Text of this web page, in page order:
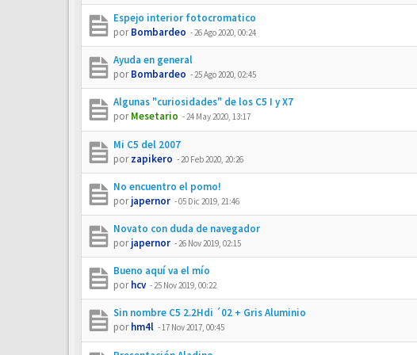
Espejo interior fotocromatico
porBombardeo -26 Ago 2020, 00:24
Ayuda en general
porBombardeo -25 Ago 2020, 02:45
Algunas "curiosidades" de los C5 I y X7
porMesetario -24 May 2020, 13:17
Mi C5 del 2007
porzapikero -20 Feb 2020, 20:26
No encuentro el pomo!
porjapernor -05 Dic 2019, 21:46
Novato con duda de navegador
porjapernor -26 Nov 2019, 02:15
Bueno aquí va el mío
porhcv -25 Nov 2019, 00:22
Sin nombre C5 2.2Hdi ´02 + Gris Aluminio
porhm4l -17 Nov 2017, 00:45